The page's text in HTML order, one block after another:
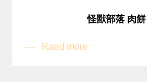
怪獸部落 肉餅
Raed more